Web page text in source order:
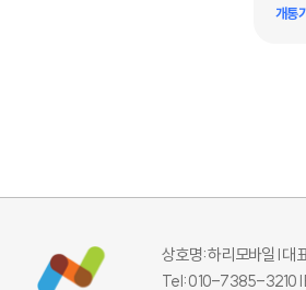
개통
상호명: 하리모바일 l 대
Tel: 010-7385-3210